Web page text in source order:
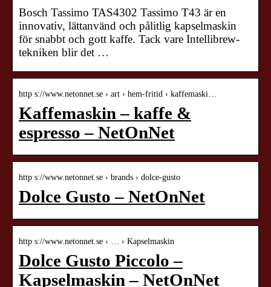
Bosch Tassimo TAS4302 Tassimo T43 är en
innovativ, lättanvänd och pålitlig kapselmaskin
för snabbt och gott kaffe. Tack vare Intellibrew-
tekniken blir det …
http s://www.netonnet.se › art › hem-fritid › kaffemaski…
Kaffemaskin – kaffe &
espresso – NetOnNet
http s://www.netonnet.se › brands › dolce-gusto
Dolce Gusto – NetOnNet
http s://www.netonnet.se › … › Kapselmaskin
Dolce Gusto Piccolo –
Kapselmaskin – NetOnNet